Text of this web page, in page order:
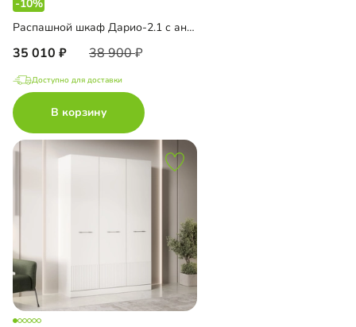
-10%
Распашной шкаф Дарио-2.1 с антресолью
35 010 38 900
Доступно для доставки
В корзину